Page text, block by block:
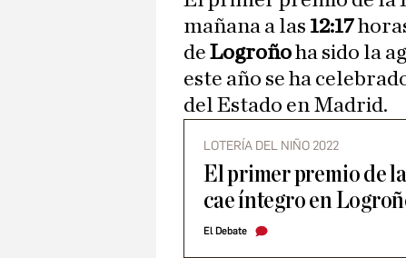
mañana a las 12:17
de Logroñoha sido la
este año se ha
del Estado en Madrid.
LOTERÍA DEL NIÑO 2022
El primer premio de
cae íntegro en
El Debate